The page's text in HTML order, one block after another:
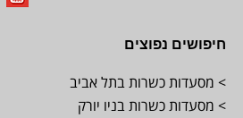
חיפושים נפוצים
> מסעדות כשרות בתל אביב
> מסעדות כשרות בניו יורק